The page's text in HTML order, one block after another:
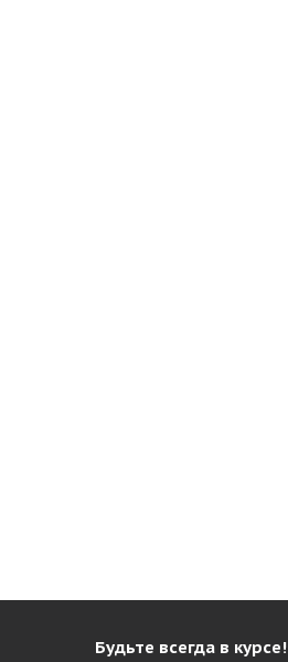
Будьте всегда в курсе!